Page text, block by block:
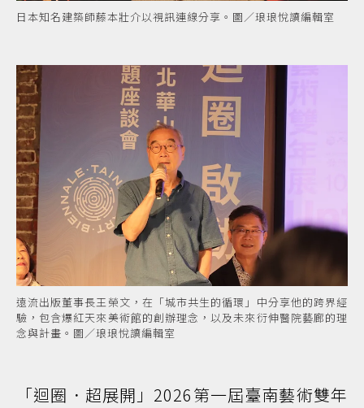
日本知名建築師藤本壯介以視訊連線分享。圖／琅琅悅讀編輯室
遠流出版董事長王榮文，在「城市共生的循環」中分享他的跨界經
驗，包含爆紅天來美術館的創辦理念，以及未來衍伸醫院藝廊的理
念與計畫。圖／琅琅悅讀編輯室
「迴圈．超展開」2026第一屆臺南藝術雙年